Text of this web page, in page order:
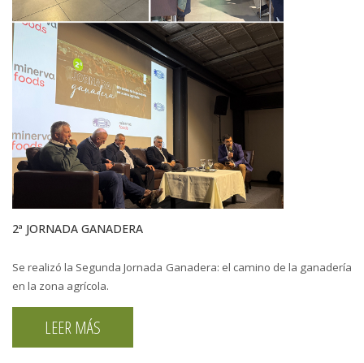
2ª JORNADA GANADERA
Se realizó la Segunda Jornada Ganadera: el camino de la ganadería
en la zona agrícola.
LEER MÁS